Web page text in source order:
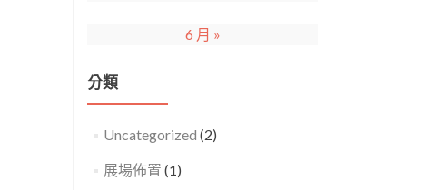
6 月 »
分類
Uncategorized (2)
展場佈置 (1)